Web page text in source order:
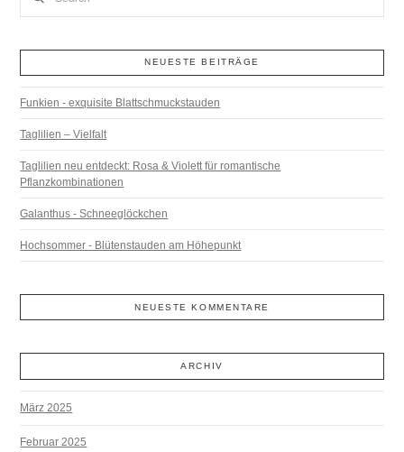
NEUESTE BEITRÄGE
Funkien - exquisite Blattschmuckstauden
Taglilien – Vielfalt
Taglilien neu entdeckt: Rosa & Violett für romantische
Pflanzkombinationen
Galanthus - Schneeglöckchen
Hochsommer - Blütenstauden am Höhepunkt
NEUESTE KOMMENTARE
ARCHIV
März 2025
Februar 2025